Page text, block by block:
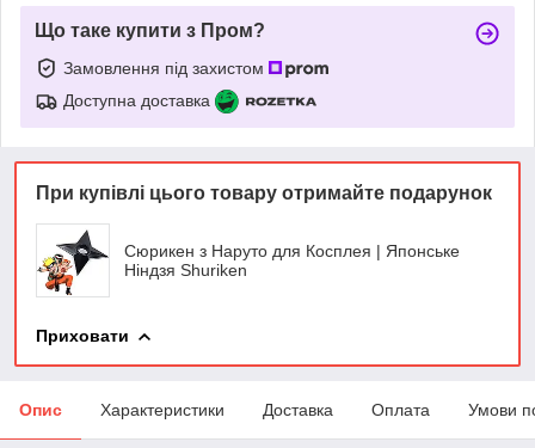
Що таке купити з Пром?
Замовлення під захистом
Доступна доставка
При купівлі цього товару отримайте подарунок
Сюрикен з Наруто для Косплея | Японське
Ніндзя Shuriken
Приховати
Опис Характеристики Доставка Оплата Умови